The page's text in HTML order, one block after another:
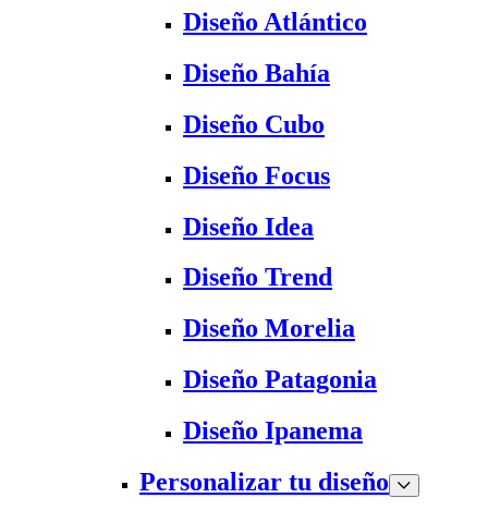
Diseño Atlántico
Diseño Bahía
Diseño Cubo
Diseño Focus
Diseño Idea
Diseño Trend
Diseño Morelia
Diseño Patagonia
Diseño Ipanema
Personalizar tu diseño